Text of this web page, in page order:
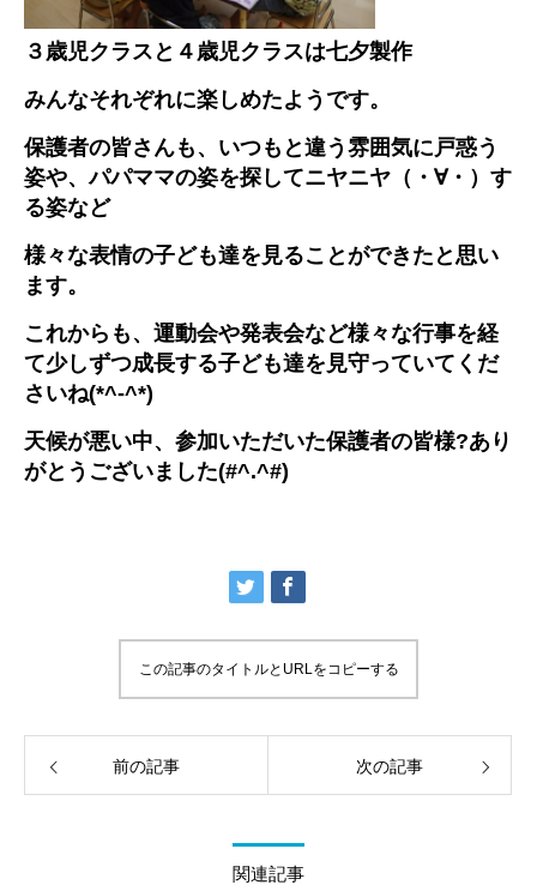
３歳児クラスと４歳児クラスは七夕製作
みんなそれぞれに楽しめたようです。
保護者の皆さんも、いつもと違う雰囲気に戸惑う
姿や、パパママの姿を探してニヤニヤ（・∀・）す
る姿など
様々な表情の子ども達を見ることができたと思い
ます。
これからも、運動会や発表会など様々な行事を経
て少しずつ成長する子ども達を見守っていてくだ
さいね(*^-^*)
天候が悪い中、参加いただいた保護者の皆様?あり
がとうございました(#^.^#)
この記事のタイトルとURLをコピーする
前の記事 次の記事
関連記事